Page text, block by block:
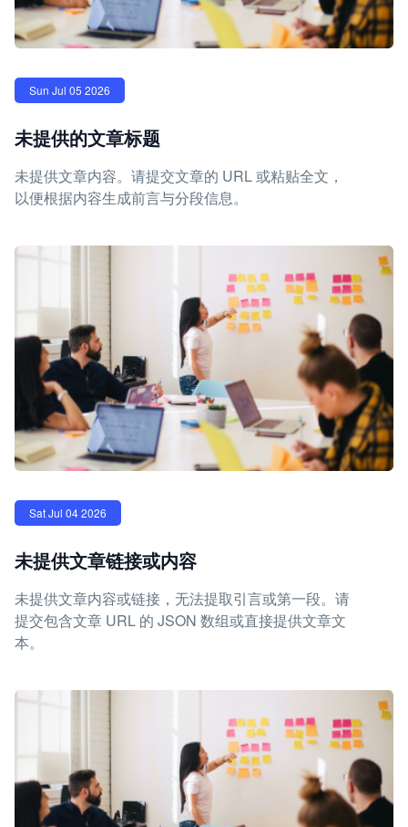
Sun Jul 05 2026
未提供的文章标题
未提供文章内容。请提交文章的 URL 或粘贴全文，
以便根据内容生成前言与分段信息。
Sat Jul 04 2026
未提供文章链接或内容
未提供文章内容或链接，无法提取引言或第一段。请
提交包含文章 URL 的 JSON 数组或直接提供文章文
本。